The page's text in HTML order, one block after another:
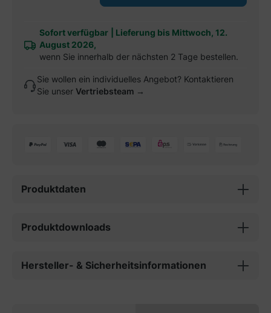
Sofort verfügbar
Lieferung bis Mittwoch, 12.
August 2026,
wenn Sie innerhalb der nächsten 2 Tage bestellen.
Sie wollen ein individuelles Angebot? Kontaktieren
Sie unser Vertriebsteam →
Produktdaten
Produktdownloads
Hersteller- & Sicherheitsinformationen